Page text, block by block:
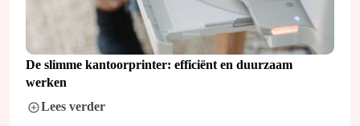
De slimme kantoorprinter: efficiënt en duurzaam
werken
Lees verder